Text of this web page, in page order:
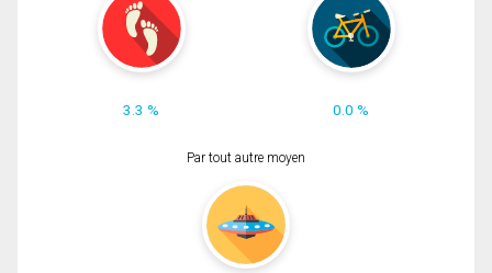
3.3 % 0.0 %
Par tout autre moyen